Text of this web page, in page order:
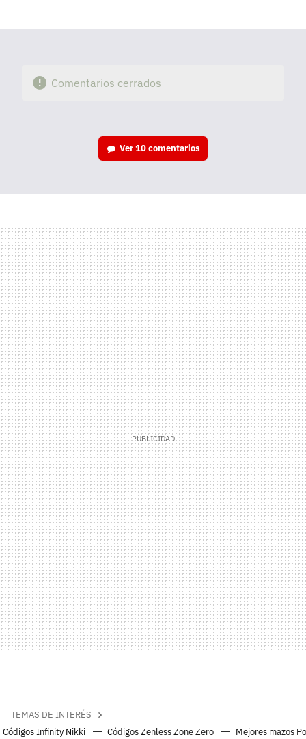
Comentarios cerrados
Ver10 comentarios
TEMAS DE INTERÉS
Códigos Infinity Nikki
Códigos Zenless Zone Zero Mejores mazos